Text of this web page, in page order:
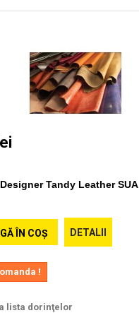
Tandy Leather SUA
ÎN COŞ DETALII
!
lista dorinţelor